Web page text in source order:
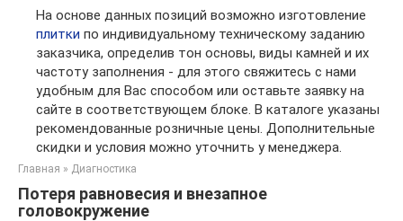
На основе данных позиций возможно изготовление
плитки по индивидуальному техническому заданию
заказчика, определив тон основы, виды камней и их
частоту заполнения - для этого свяжитесь с нами
удобным для Вас способом или оставьте заявку на
сайте в соответствующем блоке. В каталоге указаны
рекомендованные розничные цены. Дополнительные
скидки и условия можно уточнить у менеджера.
Главная » Диагностика
Потеря равновесия и внезапное
головокружение